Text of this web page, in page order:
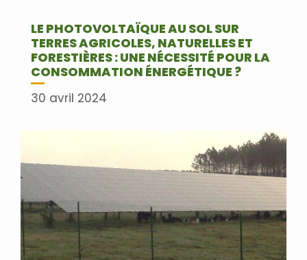
LE PHOTOVOLTAÏQUE AU SOL SUR
TERRES AGRICOLES, NATURELLES ET
FORESTIÈRES : UNE NÉCESSITÉ POUR LA
CONSOMMATION ÉNERGÉTIQUE ?
30 avril 2024